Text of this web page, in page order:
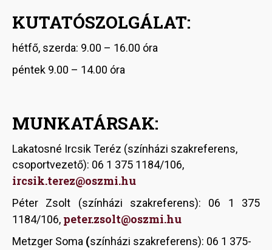
KUTATÓSZOLGÁLAT:
hétfő, szerda: 9.00 – 16.00 óra
péntek 9.00 – 14.00 óra
MUNKATÁRSAK:
Lakatosné Ircsik Teréz (színházi szakreferens,
csoportvezető): 06 1 375 1184/106,
ircsik.terez@oszmi.hu
Péter Zsolt (színházi szakreferens): 06 1 375
1184/106, peter.zsolt@oszmi.hu
Metzger Soma (színházi szakreferens): 06 1 375-